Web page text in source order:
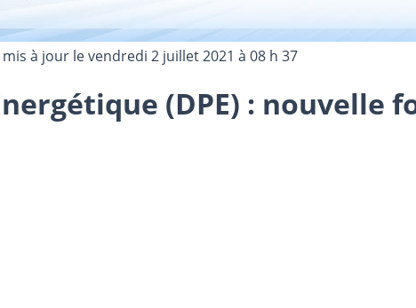
mis à jour levendredi 2 juillet 2021 à 08 h 37
(DPE) : nouvelle